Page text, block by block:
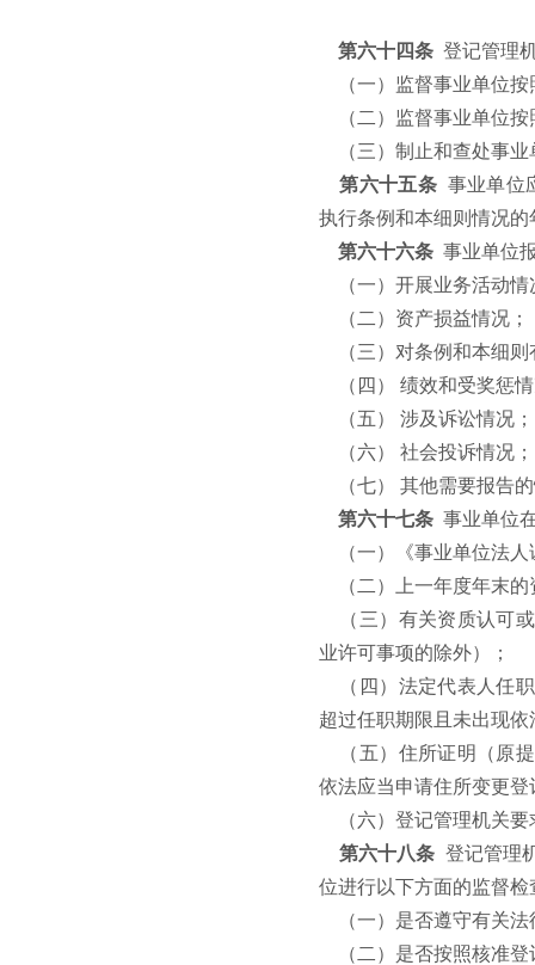
第六十四条 登记管理
（一）监督事业单位
（二）监督事业单位
（三）制止和查处事
第六十五条 事业单位
执行条例和本细则情况的
第六十六条 事业单位
（一）开展业务活动情
（二）资产损益情况；
（三）对条例和本细
（四） 绩效和受奖惩
（五） 涉及诉讼情况；
（六） 社会投诉情况；
（七） 其他需要报告
第六十七条 事业单位
（一）《事业单位法
（二）上一年度年末
（三）有关资质认可
业许可事项的除外）；
（四）法定代表人任
超过任职期限且未出现
（五）住所证明（原
依法应当申请住所变更
（六）登记管理机关
第六十八条 登记管理
位进行以下方面的监督检
（一）是否遵守有关
（二）是否按照核准